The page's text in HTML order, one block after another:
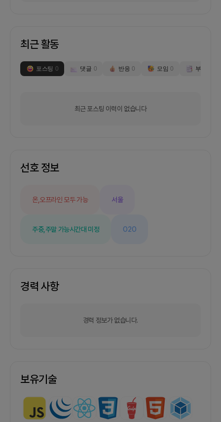
온라인은 구글밋을 주로 이용할 것이며, 커뮤니케이
션은 슬렉만을 이용할 것입니다.3. 현재 개발된 프로
질의하면 그에 대한 Instructions과 Ingredients
를 생성해주는 기능이 있습니다.- Ingredients to
생각하는 분들이 지원해주셨으면 합니다.제품을 만
만들 수 있는 제품이라고 확신하고,사이드 프로젝트
최근 활동
포스팅 0 댓글 0 반응 0 모임 0 부스
최근 포스팅 이력이 없습니다
선호 정보
온,오프라인 모두 가능 서울
주중,주말 가능시간대 미정 O2O
경력 사항
경력 정보가 없습니다.
보유기술